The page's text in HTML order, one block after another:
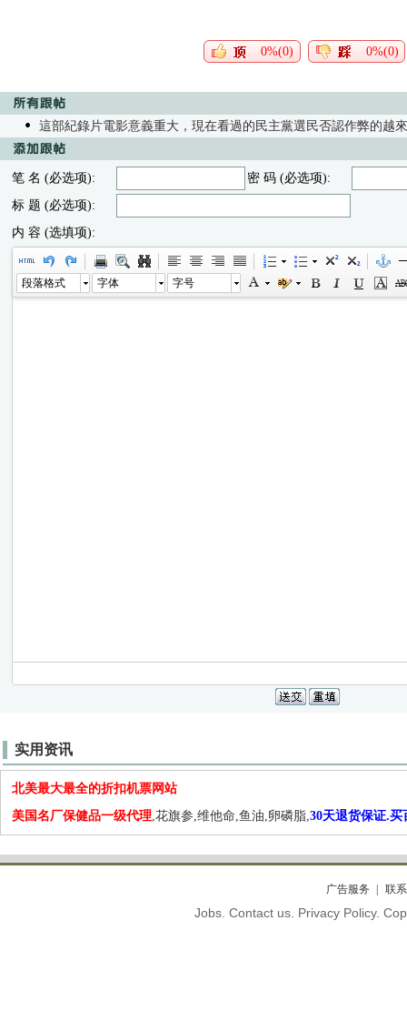
0%(0) 0%(0)
這部紀錄片電影意義重大，現在看過的民主黨選民否認作弊的越
笔 名 (必选项):
密 码 (必选项):
标 题 (必选项):
内 容 (选填项):
段落格式 字体 字号
实用资讯
北美最大最全的折扣机票网站
美国名厂保健品一级代理,花旗参,维他命,鱼油,卵磷脂,30天退货保证.买
广告服务 联
Jobs. Contact us. Privacy Policy.